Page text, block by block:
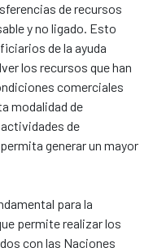
de recursos
y no ligado. Esto
de la ayuda
los recursos que han
comerciales
modalidad de
de
generar un mayor
para la
permite realizar los
con las Naciones